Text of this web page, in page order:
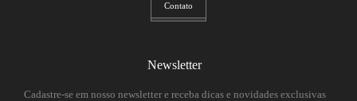
Contato
Newsletter
Cadastre-se em nosso newsletter e receba dicas e novidades exclusivas